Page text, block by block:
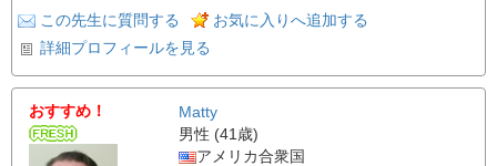
この先生に質問する
お気に入りへ追加する
詳細プロフィールを見る
おすすめ！
Matty
男性 (41歳)
アメリカ合衆国